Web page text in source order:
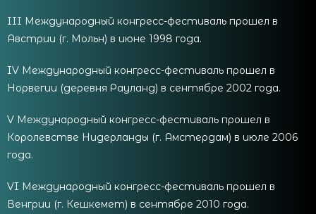
III Международный конгресс-фестиваль прошел в
Австрии (г. Мольн) в июне 1998 года.
IV Международный конгресс-фестиваль прошел в
Норвегии (деревня Рауланд) в сентябре 2002 года.
V Международный конгресс-фестиваль прошел в
Королевстве Нидерланды (г. Амстердам) в июле 2006
года.
VI Международный конгресс-фестиваль прошел в
Венгрии (г. Кешкемет) в сентябре 2010 года.